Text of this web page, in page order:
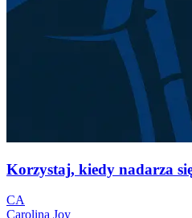
Korzystaj, kiedy nadarza
CA
Carolina Joy